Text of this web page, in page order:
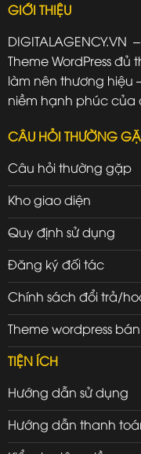
GIỚI THIỆU
Theme WordPress
làm nên thương hiệu
niềm hạnh phúc của
CÂU HỎI THƯỜNG
Câu hỏi thường gặp
Kho giao diện
Quy định sử dụng
Đăng ký đối tác
Chính sách đổi trả/
Theme wordpress
TIỆN ÍCH
Hướng dẫn sử dụng
Hướng dẫn thanh